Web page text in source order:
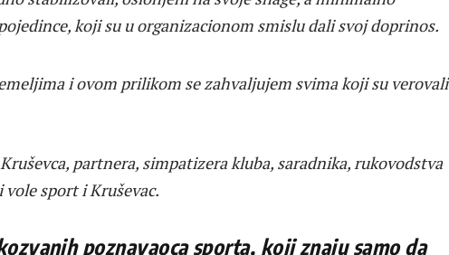
koji su u organizacionom smislu dali svoj doprinos.
i ovom prilikom se zahvaljujem svima koji su verovali
partnera, simpatizera kluba, saradnika, rukovodstva
sport i Kruševac.
poznavaoca sporta, koji znaju samo da